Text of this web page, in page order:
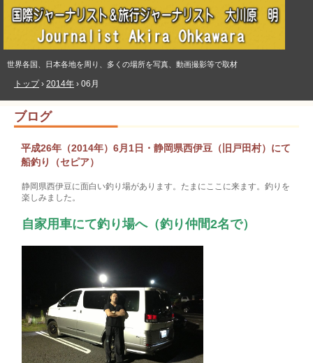
世界各国、日本各地を周り、多くの場所を写真、動画撮影等で取材
トップ› 2014年 › 06月
ブログ
平成26年（2014年）6月1日・静岡県西伊豆（旧戸田村）にて
船釣り（セピア）
静岡県西伊豆に面白い釣り場があります。たまにここに来ます。釣りを
楽しみました。
自家用車にて釣り場へ（釣り仲間2名で）